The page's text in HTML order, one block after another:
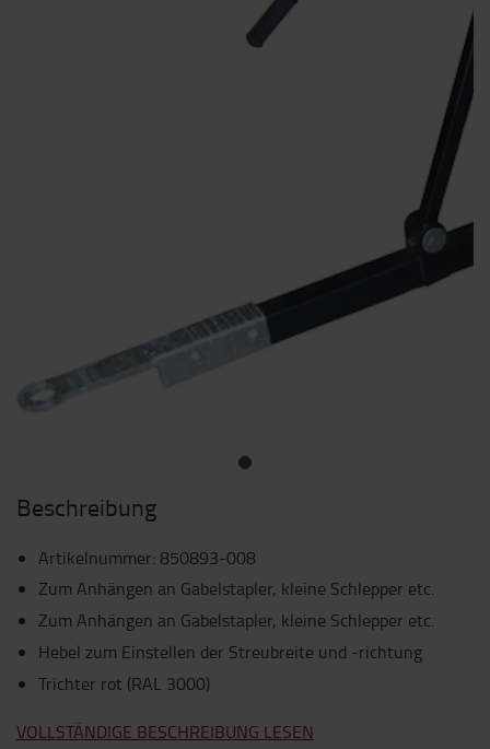
Beschreibung
Artikelnummer: 850893-008
Zum Anhängen an Gabelstapler, kleine Schlepper etc.
Zum Anhängen an Gabelstapler, kleine Schlepper etc.
Hebel zum Einstellen der Streubreite und -richtung
Trichter rot (RAL 3000)
VOLLSTÄNDIGE BESCHREIBUNG LESEN